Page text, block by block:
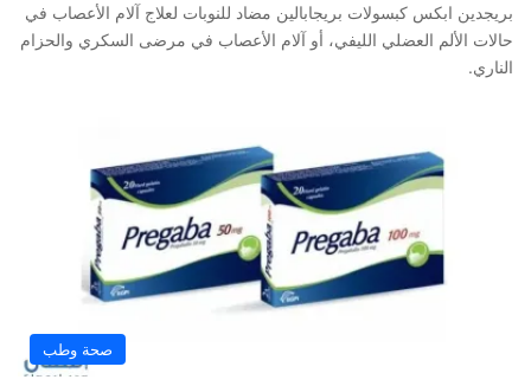
بريجدين ابكس كبسولات بريجابالين مضاد للنوبات لعلاج آلام الأعصاب في
حالات الألم العضلي الليفي، أو آلام الأعصاب في مرضى السكري والحزام
الناري.
صحة وطب